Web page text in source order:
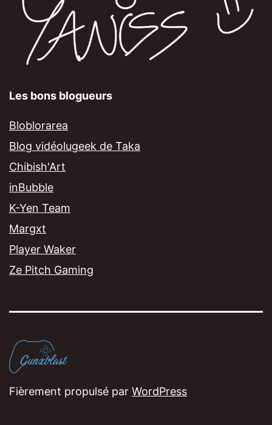
Les bons blogueurs
Bloblorarea
Blog vidéolugeek de Taka
Chibish'Art
inBubble
K-Yen Team
Margxt
Player Waker
Ze Pitch Gaming
Fièrement propulsé par WordPress